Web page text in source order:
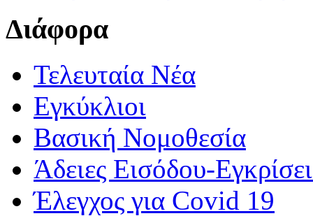
Διάφορα
Τελευταία Νέα
Εγκύκλιοι
Βασική Νομοθεσία
Άδειες Εισόδου-
Έλεγχος για Covid 19